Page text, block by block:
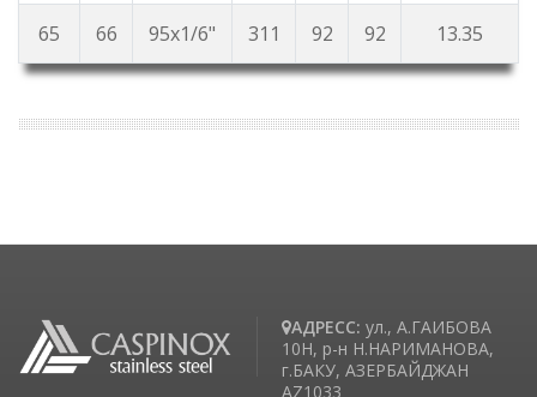
65 66 95x1/6" 311 92 92 13.35
АДРЕСС: ул., А.ГАИБОВА
10H, р-н Н.НАРИМАНОВА,
г.БАКУ, АЗЕРБАЙДЖАН
AZ1033